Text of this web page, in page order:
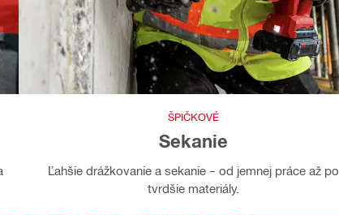
ŠPIČKOVÉ
Sekanie
Ľahšie drážkovanie a sekanie – od jemnej práce až po
tvrdšie materiály.